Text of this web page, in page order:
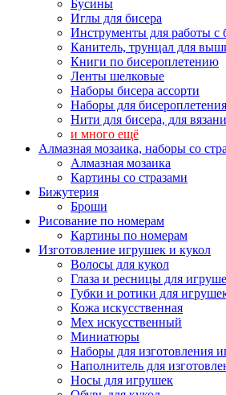
Бусины
Иглы для бисера
Инструменты для работы с
Канитель, трунцал для
Книги по бисероплетению
Ленты шелковые
Наборы бисера ассорти
Наборы для бисероплетения
Нити для бисера, для
и много ещё
Алмазная мозаика, наборы со
Алмазная мозаика
Картины co стразами
Бижутерия
Броши
Рисование по номерам
Картины по номерам
Изготовление игрушек и кукол
Волосы для кукол
Глаза и ресницы для
Губки и ротики для
Кожа искусственная
Мех искусственный
Миниатюры
Наборы для изготовления
Наполнитель для
Носы для игрушек